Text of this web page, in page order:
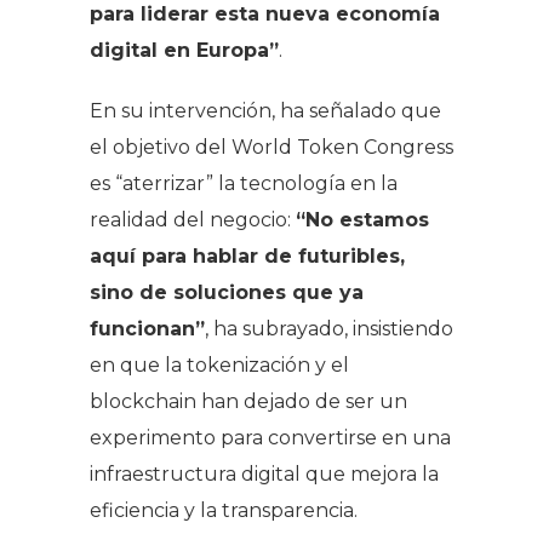
para liderar esta nueva economía
digital en Europa”.
En su intervención, ha señalado que
el objetivo del World Token Congress
es “aterrizar” la tecnología en la
realidad del negocio: “No estamos
aquí para hablar de futuribles,
sino de soluciones que ya
funcionan”, ha subrayado, insistiendo
en que la tokenización y el
blockchain han dejado de ser un
experimento para convertirse en una
infraestructura digital que mejora la
eficiencia y la transparencia.